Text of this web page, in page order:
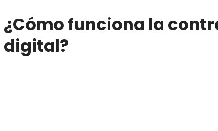
¿Cómo funciona la
digital?